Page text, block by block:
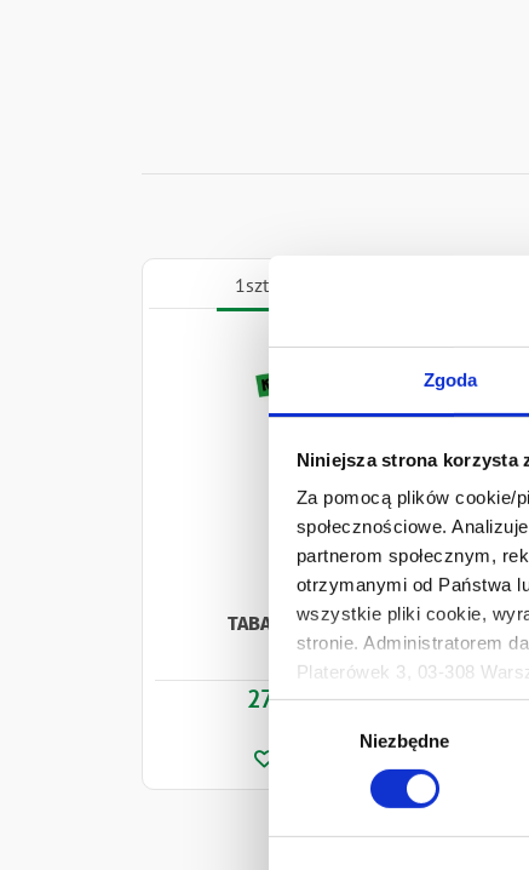
Zgoda
Niniejsza strona korzysta
Za pomocą plików cookie/
społecznościowe.
partnerom społecznym,
otrzymanymi od Państwa
wszystkie pliki cookie,
stronie. Administratorem
Platerówek 3, 03-308
Prywatności.
Ten baner umożliwia
przetwarzaniu danych
Niezbędne
TABASCO® Original Red Sauce
150 ml
27,99 zł
1szt.
Ilość +
-